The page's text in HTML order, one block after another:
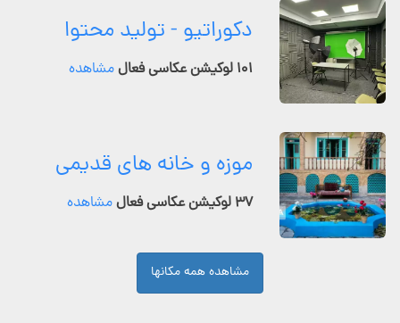
دکوراتیو - تولید محتوا
۱۰۱ لوکیشن عکاسی فعال مشاهده
موزه و خانه های قدیمی
۳۷ لوکیشن عکاسی فعال مشاهده
مشاهده همه مکانها